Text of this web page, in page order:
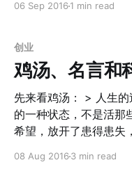
即便是大名鼎鼎的Jack Welch。 他在
[https://
06 Sep 2016 1 min read
创业
鸡汤、名言和
先来看鸡汤： > 人生的过去、现在、未来，就是经过岁月
的一种状态，不是活那
希望，放开了患得患失
从不炫耀这是气质；有
08 Aug 2016 3 min read